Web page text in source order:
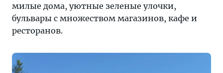
милые дома, уютные зеленые улочки,
бульвары с множеством магазинов, кафе и
ресторанов.